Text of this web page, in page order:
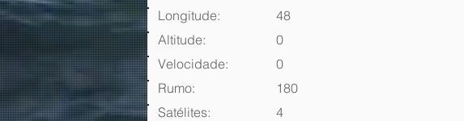
Longitude:
48
Altitude:
0
Velocidade:
0
Rumo:
180
Satélites:
4